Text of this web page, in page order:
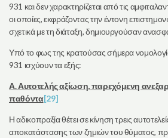
931 και δεν χαρακτηρίζεται από τις
οι οποίες, εκφράζοντας την έντονη
σχετικά με τη διάταξη, δημιουργούσαν
Υπό το φως της κρατούσας σήμερα
931 ισχύουν τα εξής:
Α. Αυτοτελής αξίωση, παρεχόμενη
παθόντα[29]
Η αδικοπραξία θέτει σε κίνηση τρεις
αποκατάστασης των ζημιών του θύματος,